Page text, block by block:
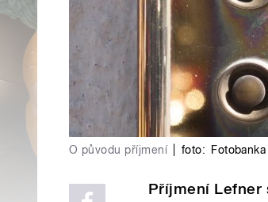
O původu příjmení foto:
Příjmení Lefner